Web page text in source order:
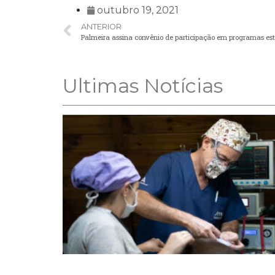
outubro 19, 2021
ANTERIOR
Palmeira assina convênio de participação em programas
Ultimas Notícias